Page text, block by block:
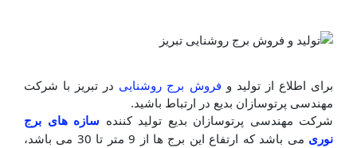
برای اطلاع از تولید و فروش برج روشنایی در تبریز با شرکت
مهندسی پرتوسازان بدیع در ارتباط باشید.
شرکت مهندسی پرتوسازان بدیع تولید کننده
سازه های برج
نوری
می باشد که ارتفاع این برج ها از 9 متر تا 30 می باشد،